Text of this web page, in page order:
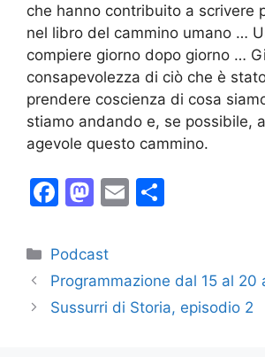
che hanno contribuito a scrivere
nel libro del cammino umano …
compiere giorno dopo giorno …
consapevolezza di ciò che è
prendere coscienza di cosa
stiamo andando e, se possibile,
agevole questo cammino.
F
c
e
b
M
st
o
d
E
l
di
vi
Categorie
Podcast
Programmazione dal 15 al 20
Sussurri di Storia, episodio 2